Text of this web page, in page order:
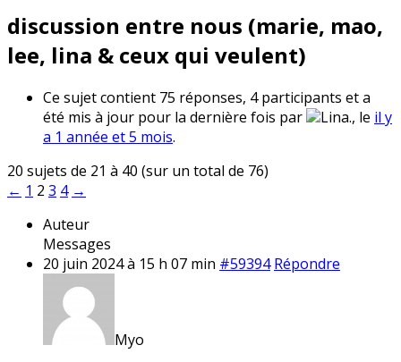
discussion entre nous (marie, mao,
lee, lina & ceux qui veulent)
Ce sujet contient 75 réponses, 4 participants et a
été mis à jour pour la dernière fois par
Lina., le il y
a 1 année et 5 mois.
20 sujets de 21 à 40 (sur un total de 76)
← 1 2 3 4 →
Auteur
Messages
20 juin 2024 à 15 h 07 min #59394 Répondre
Myo